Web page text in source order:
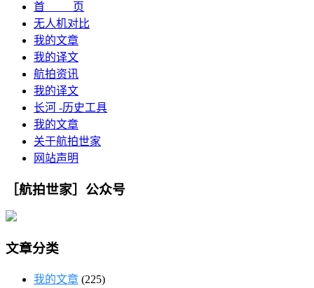
首 页
无人机对比
我的文章
我的译文
航拍资讯
我的译文
长河 -历史工具
我的文章
关于航拍世家
网站声明
［航拍世家］公众号
文章分类
我的文章 (225)